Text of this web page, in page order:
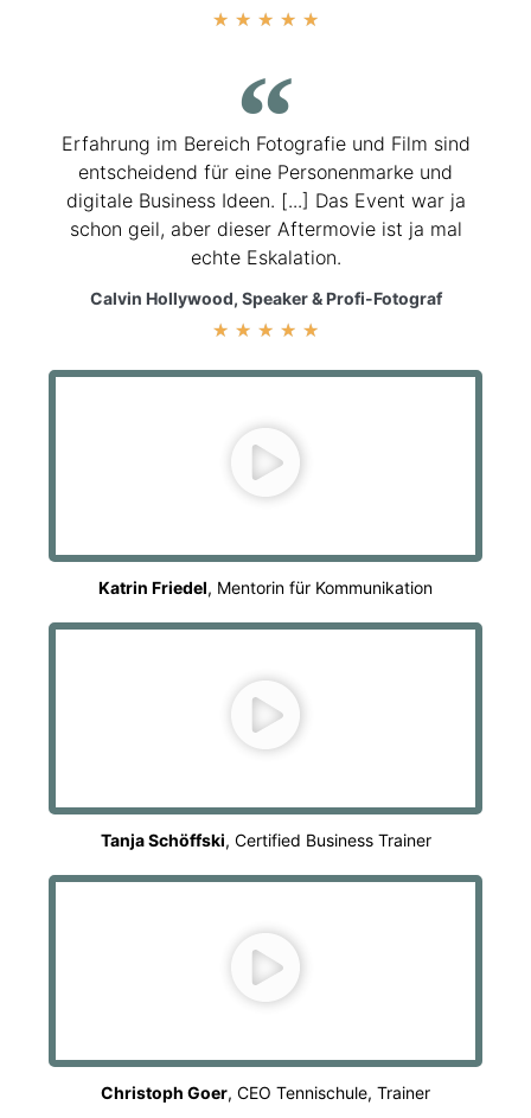
★ ★ ★ ★ ★
Erfahrung im Bereich Fotografie und Film sind
entscheidend für eine Personenmarke und
digitale Business Ideen. [...] Das Event war ja
schon geil, aber dieser Aftermovie ist ja mal
echte Eskalation.
Calvin Hollywood, Speaker & Profi-Fotograf
★ ★ ★ ★ ★
Katrin Friedel, Mentorin für Kommunikation
Tanja Schöffski, Certified Business Trainer
Christoph Goer, CEO Tennischule, Trainer